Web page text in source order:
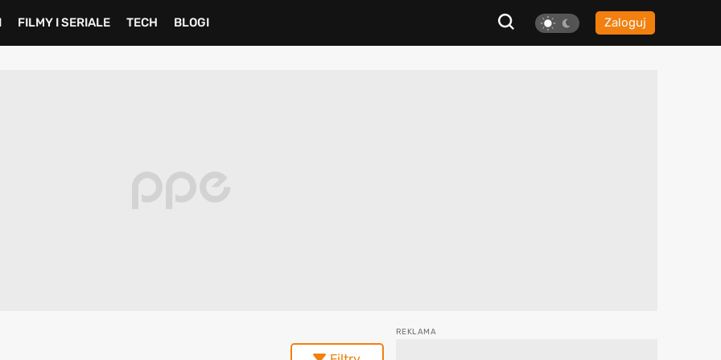
Zaloguj
FILMY I SERIALE TECH BLOGI